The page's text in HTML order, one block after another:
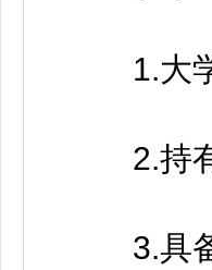
1.大学
2.持有
3.具备5